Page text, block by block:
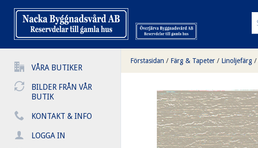
VÅRA BUTIKER
BILDER FRÅN VÅR
BUTIK
KONTAKT & INFO
LOGGA IN
Förstasidan / Färg & Tapeter / Linoljefärg /